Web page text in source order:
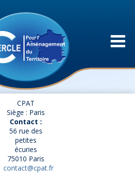
CPAT
Siège : Paris
Contact :
56 rue des
petites
écuries
75010 Paris
contact@cpat.fr